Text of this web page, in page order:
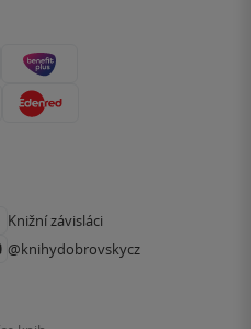
Knižní závisláci
@knihydobrovskycz